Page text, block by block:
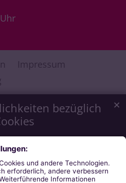
bezüglich
Webseiten-Erlebnis zu
wir Cookies, die für das
notwendig sind. Mit Ihrer
auch Cookies, die zur Anzeige
Statistikzwecken genutzt
✕
Impressum